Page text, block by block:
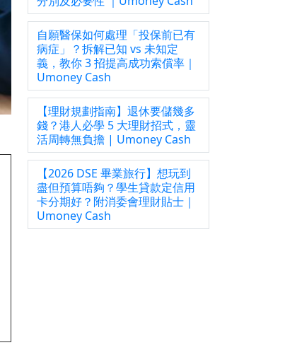
自願醫保如何處理「投保前已有
病症」？拆解已知 vs 未知定
義，教你 3 招提高成功索償率｜
Umoney Cash
【理財規劃指南】退休要儲幾多
錢？港人必學 5 大理財招式，靈
活周轉無負擔 | Umoney Cash
【2026 DSE 畢業旅行】想玩到
盡但預算唔夠？學生貸款定信用
卡分期好？附消委會理財貼士｜
Umoney Cash